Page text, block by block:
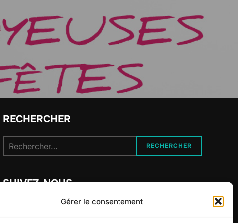
Gérer le consentement
RECHERCHER
Recherche
pour :
RECHERCHER
SUIVEZ-NOUS